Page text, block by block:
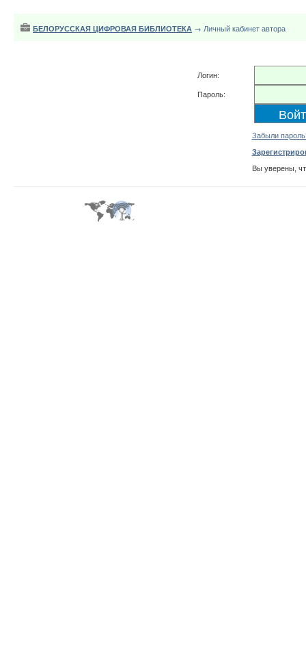
БЕЛОРУССКАЯ ЦИФРОВАЯ БИБЛИОТЕКА → Личный кабинет автора
Логин:
Пароль:
Забыли
Вы уверены,